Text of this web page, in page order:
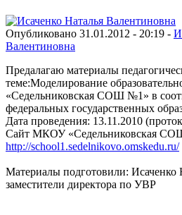
Опубликовано 31.01.2012 - 20:19 -
Валентиновна
Предалагаю материалы
теме:Моделирование
«Седельниковская СОШ №1» в
федеральных государственных
Дата проведения: 13.11.2010
Сайт МКОУ «Седельниковская
http://school1.sedelnikovo.omskedu.ru/
Материалы подготовили:
заместители директора по УВР